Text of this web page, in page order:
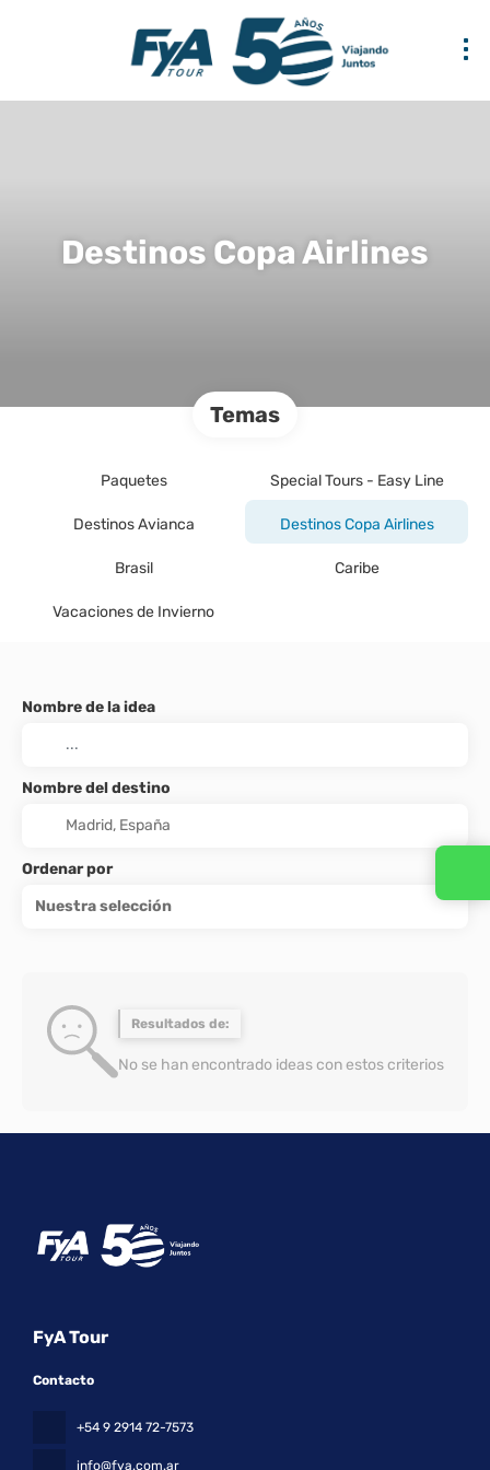
Destinos Copa Airlines
Temas
Paquetes Special Tours - Easy Line
Destinos Avianca Destinos Copa Airlines
Brasil Caribe
Vacaciones de Invierno
Nombre de la idea
Nombre del destino
Ordenar por
Nuestra selección
Resultados de:
No se han encontrado ideas con estos criterios
FyA Tour
Contacto
+54 9 2914 72-7573
info@fya.com.ar